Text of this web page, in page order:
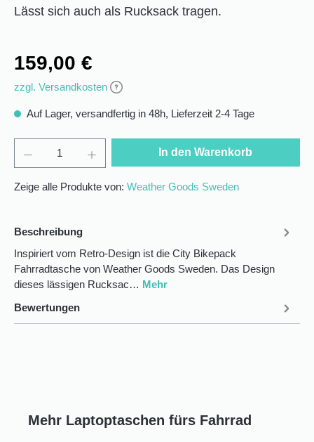
Lässt sich auch als Rucksack tragen.
159,00 €
zzgl. Versandkosten
Auf Lager, versandfertig in 48h, Lieferzeit 2-4 Tage
In den Warenkorb
Zeige alle Produkte von: Weather Goods Sweden
Beschreibung
Inspiriert vom Retro-Design ist die City Bikepack
Fahrradtasche von Weather Goods Sweden. Das Design
dieses lässigen Rucksac… Mehr
Bewertungen
Mehr Laptoptaschen fürs Fahrrad